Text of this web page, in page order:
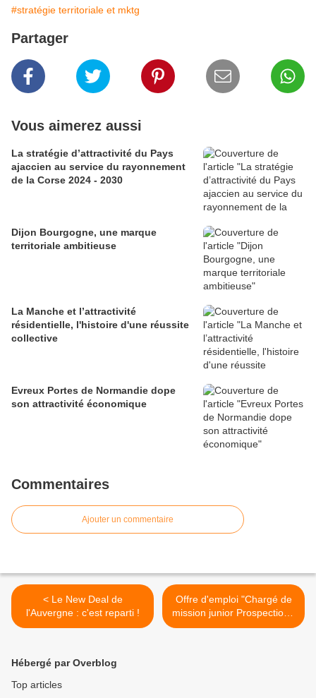
#stratégie territoriale et mktg
Partager
Vous aimerez aussi
La stratégie d’attractivité du Pays
ajaccien au service du rayonnement
de la Corse 2024 - 2030
Dijon Bourgogne, une marque
territoriale ambitieuse
La Manche et l’attractivité
résidentielle, l'histoire d'une réussite
collective
Evreux Portes de Normandie dope
son attractivité économique
Commentaires
Ajouter un commentaire
< Le New Deal de
l'Auvergne : c'est reparti !
Offre d'emploi "Chargé de
mission junior Prospection -
Gestion" >
Hébergé par Overblog
Top articles